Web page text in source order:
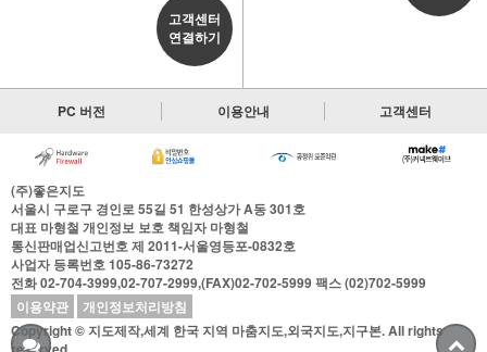
고객센터
연결하기
PC 버전 이용안내 고객센터
(주)좋은지도
서울시 구로구 경인로 55길 51 한성상가 A동 301호
대표 마형철 개인정보 보호 책임자마형철
통신판매업신고번호제 2011-서울영등포-0832호
사업자 등록번호105-86-73272
전화02-704-3999,02-707-2999,(FAX)02-702-5999팩스(02)702-5999
이용약관
개인정보처리방침
Copyright © 지도제작,세계 한국 지역 마춤지도,외국지도,지구본. All rights